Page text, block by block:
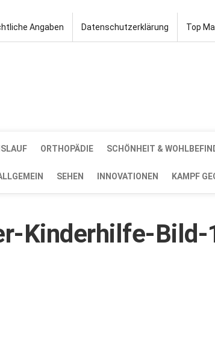
Angaben Datenschutzerklärung Top
ORTHOPÄDIE SCHÖNHEIT &
SEHEN INNOVATIONEN KAMPF
Kinderhilfe-Bild-